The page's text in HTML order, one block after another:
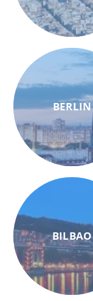
BERLIN
BILBAO